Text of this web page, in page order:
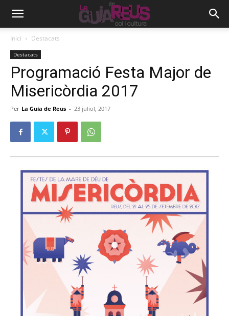
Inici Destacats
Destacats
Programació Festa Major de
Misericòrdia 2017
Per La Guia de Reus - 23 juliol, 2017